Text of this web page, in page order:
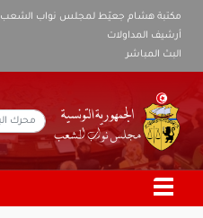
مكتبة هشام جعيّط لمجلس نواب الشعب
أرشيف المداولات
البث المباشر